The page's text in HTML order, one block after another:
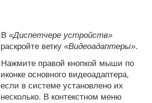
В «Диспетчере устройств»
раскройте ветку «Видеоадаптеры».
Нажмите правой кнопкой мыши по
иконке основного видеоадаптера,
если в системе установлено их
несколько. В контекстном меню